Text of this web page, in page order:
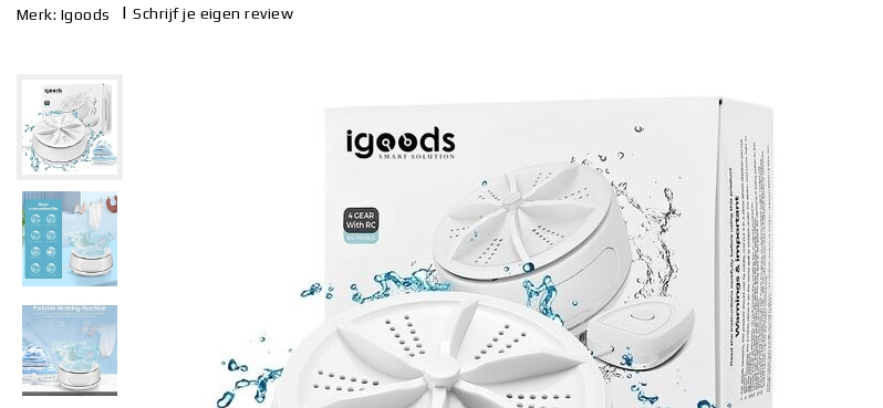
Merk: Igoods |Schrijf je eigen review